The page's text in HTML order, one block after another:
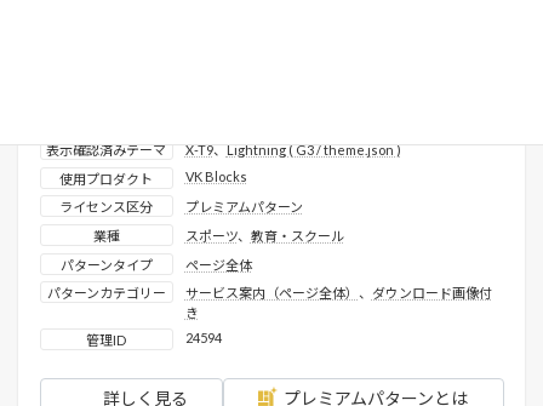
表示確認済みテーマ X-T9、Lightning ( G3 / theme.json )
使用プロダクト
VK Blocks
ライセンス区分
プレミアムパターン
業種
スポーツ、 教育・スクール
パターンタイプ
ページ全体
パターンカテゴリー
サービス案内（ページ全体） 、
ダウンロード画像付
き
管理ID
24594
詳しく見る プレミアムパターンとは